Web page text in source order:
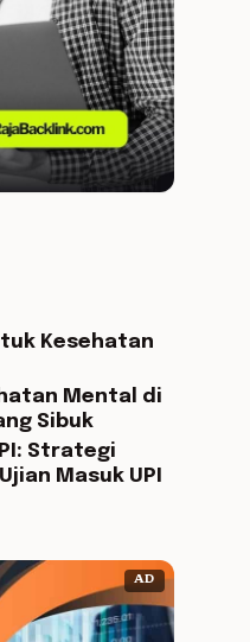
Kesehatan
Mental di
Sibuk
Strategi
Masuk UPI
AD